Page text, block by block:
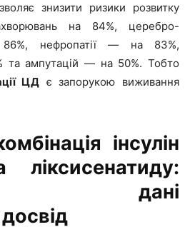
знизити ризики розвитку
на 84%, церебро-
нефропатії — на 83%,
та ампутацій — на 50%. Тобто
ЦД є запорукою виживання
інсулін
ліксисенатиду:
дані